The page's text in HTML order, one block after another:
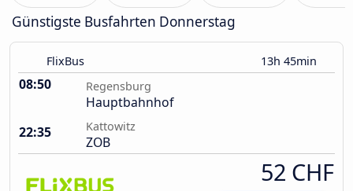
Günstigste Busfahrten Donnerstag
FlixBus 13h 45min
08:50 Regensburg
Hauptbahnhof
22:35
Kattowitz
ZOB
52 CHF